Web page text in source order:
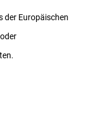
der Europäischen